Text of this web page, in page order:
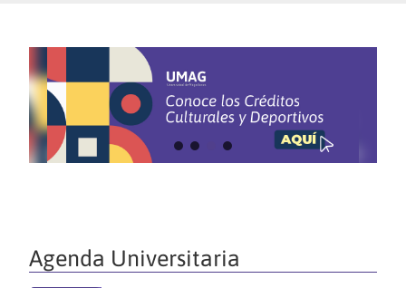
Agenda Universitaria